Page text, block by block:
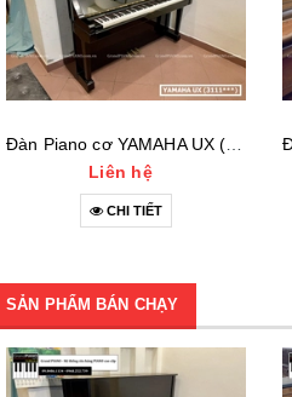
Liên hệ
CHI TIẾT
SẢN PHẨM BÁN CHẠY